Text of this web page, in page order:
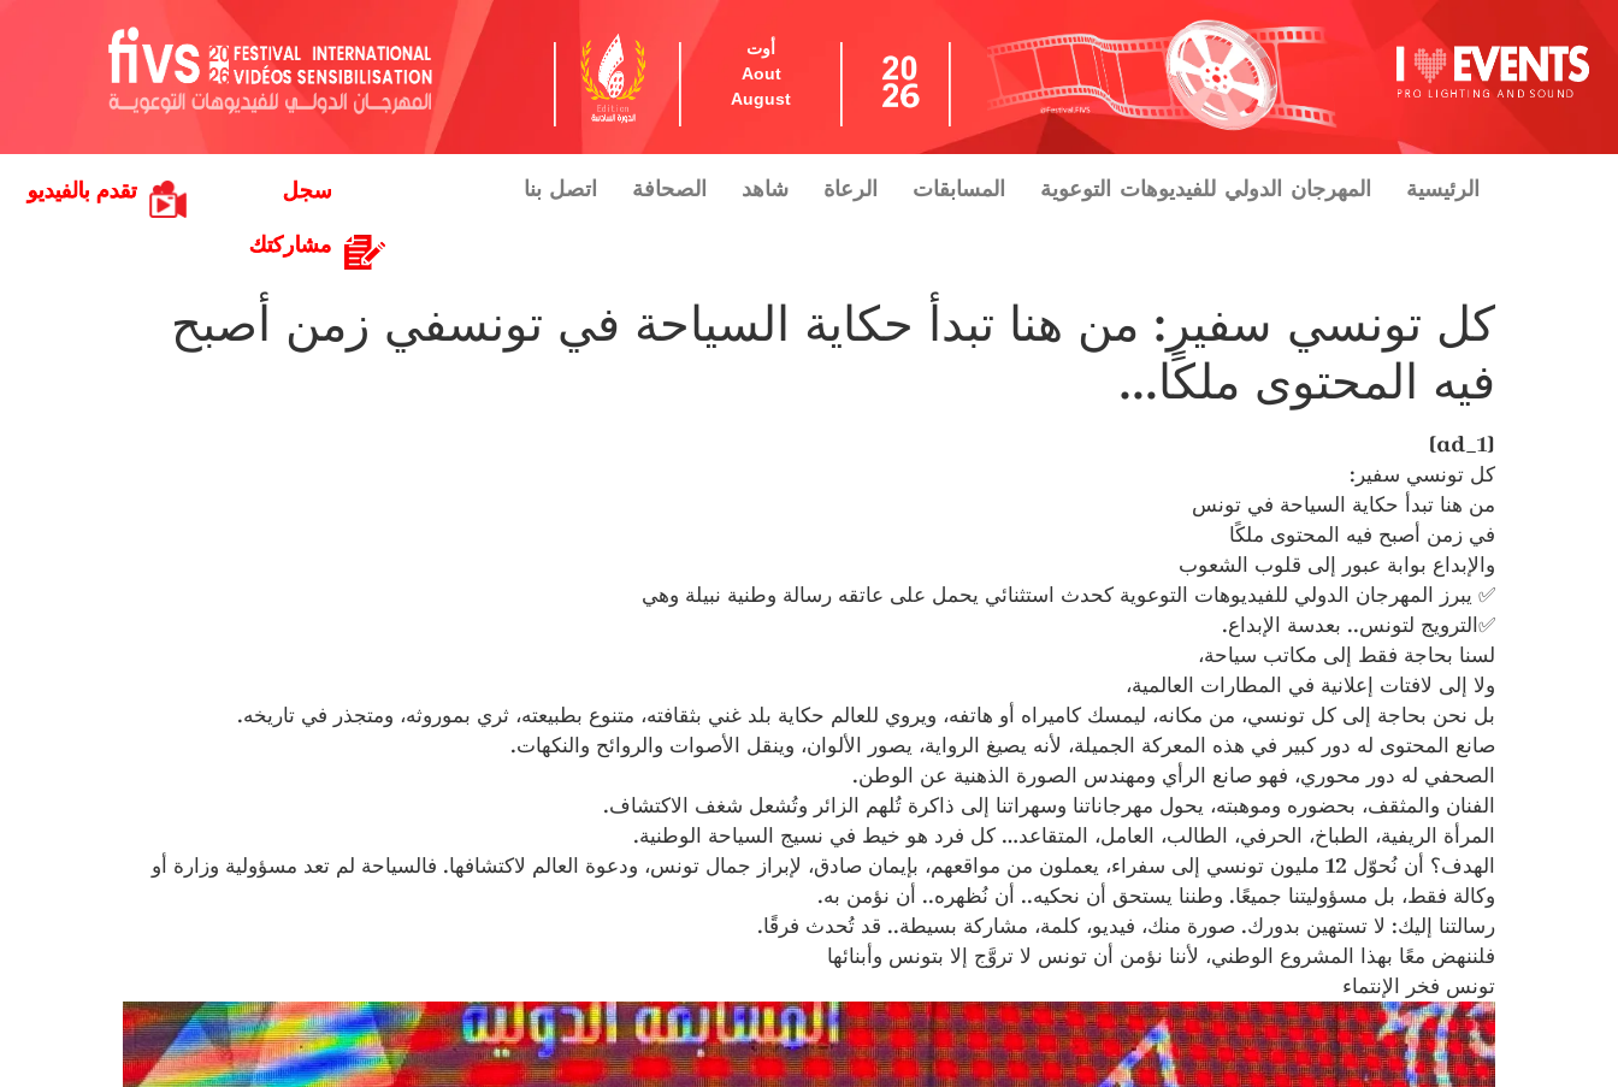
أوت
Aout
August
الرئيسية المهرجان الدولي للفيديوهات التوعوية المسابقات الرعاة شاهد الصحافة اتصل بنا سجل
مشاركتك
تقدم بالفيديو
كل تونسي سفير: من هنا تبدأ حكاية السياحة في تونسفي زمن أصبح
فيه المحتوى ملكًا…
[ad_1]
كل تونسي سفير:
من هنا تبدأ حكاية السياحة في تونس
في زمن أصبح فيه المحتوى ملكًا
والإبداع بوابة عبور إلى قلوب الشعوب
✅ يبرز المهرجان الدولي للفيديوهات التوعوية كحدث استثنائي يحمل على عاتقه رسالة وطنية نبيلة وهي
✅الترويج لتونس.. بعدسة الإبداع.
لسنا بحاجة فقط إلى مكاتب سياحة،
ولا إلى لافتات إعلانية في المطارات العالمية،
بل نحن بحاجة إلى كل تونسي، من مكانه، ليمسك كاميراه أو هاتفه، ويروي للعالم حكاية بلد غني بثقافته، متنوع بطبيعته، ثري بموروثه، ومتجذر في تاريخه.
صانع المحتوى له دور كبير في هذه المعركة الجميلة، لأنه يصيغ الرواية، يصور الألوان، وينقل الأصوات والروائح والنكهات.
الصحفي له دور محوري، فهو صانع الرأي ومهندس الصورة الذهنية عن الوطن.
الفنان والمثقف، بحضوره وموهبته، يحول مهرجاناتنا وسهراتنا إلى ذاكرة تُلهم الزائر وتُشعل شغف الاكتشاف.
المرأة الريفية، الطباخ، الحرفي، الطالب، العامل، المتقاعد… كل فرد هو خيط في نسيج السياحة الوطنية.
الهدف؟ أن نُحوّل 12 مليون تونسي إلى سفراء، يعملون من مواقعهم، بإيمان صادق، لإبراز جمال تونس، ودعوة العالم لاكتشافها. فالسياحة لم تعد مسؤولية وزارة أو
وكالة فقط، بل مسؤوليتنا جميعًا. وطننا يستحق أن نحكيه.. أن نُظهره.. أن نؤمن به.
رسالتنا إليك: لا تستهين بدورك. صورة منك، فيديو، كلمة، مشاركة بسيطة.. قد تُحدث فرقًا.
فلننهض معًا بهذا المشروع الوطني، لأننا نؤمن أن تونس لا تروَّج إلا بتونس وأبنائها
تونس فخر الإنتماء